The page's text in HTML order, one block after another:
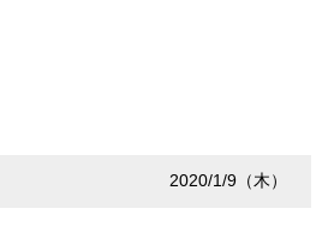
2020/1/9（木）